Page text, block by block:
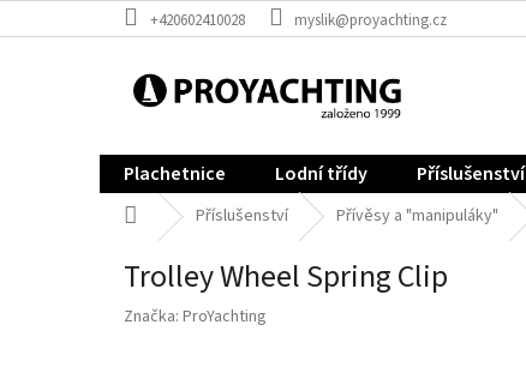
na
+420602410028 myslik@proyachting.cz
Plachetnice Lodní třídy Příslušenství
Domů Příslušenství Přívěsy a "manipuláky"
Trolley Wheel Spring Clip
Značka: ProYachting